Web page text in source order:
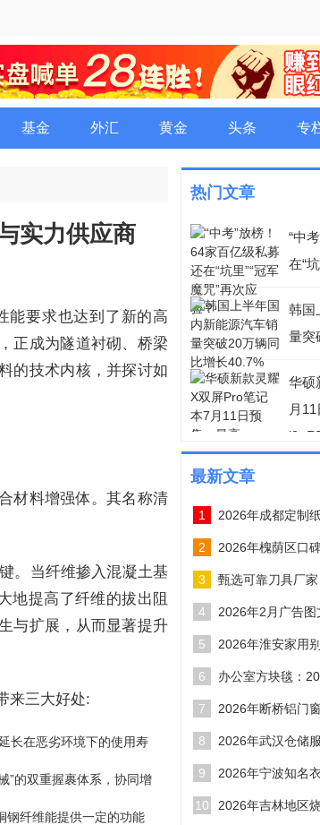
基金 外汇 黄金 头条 专
实力供应商
能要求也达到了新的高
正成为隧道衬砌、桥梁
的技术内核，并探讨如
材料增强体。其名称清
。当纤维掺入混凝土基
地提高了纤维的拔出阻
与扩展，从而显著提升
来三大好处:
长在恶劣环境下的使用寿
”的双重握裹体系，协同增
钢纤维能提供一定的功能
热门文章
“中
在“
韩国
量突
华硕
月
最新文章
1 2026年成都定制
2 2026年槐荫区口
3 甄选可靠刀具厂
4 2026年2月广告
5 2026年淮安家用
6 办公室方块毯：
7 2026年断桥铝门
8 2026年武汉仓储
9 2026年宁波知名
10 2026年吉林地区